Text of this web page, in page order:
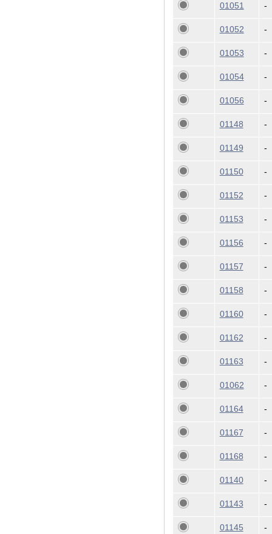
01051 -
01052 -
01053 -
01054 -
01056 -
01148 -
01149 -
01150 -
01152 -
01153 -
01156 -
01157 -
01158 -
01160 -
01162 -
01163 -
01062 -
01164 -
01167 -
01168 -
01140 -
01143 -
01145 -